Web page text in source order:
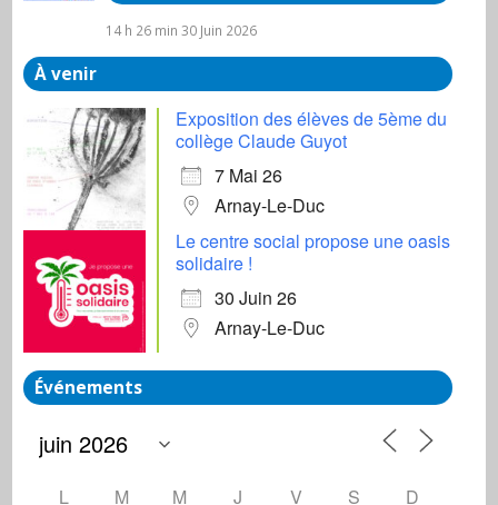
14 h 26 min 30 Juin 2026
À venir
Exposition des élèves de 5ème du
collège Claude Guyot
7 Mai 26
Arnay-Le-Duc
Le centre social propose une oasis
solidaire !
30 Juin 26
Arnay-Le-Duc
Événements
L M M J V S
D